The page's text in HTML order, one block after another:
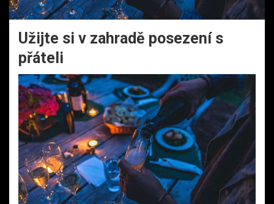
Užijte si v zahradě posezení s
přáteli